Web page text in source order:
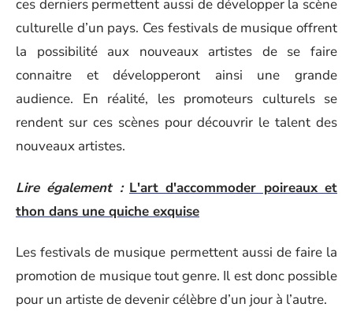
ces derniers permettent aussi de développer la scène
culturelle d’un pays. Ces festivals de musique offrent
la possibilité aux nouveaux artistes de se faire
connaitre et développeront ainsi une grande
audience. En réalité, les promoteurs culturels se
rendent sur ces scènes pour découvrir le talent des
nouveaux artistes.
Lire également : L'art d'accommoder poireaux et
thon dans une quiche exquise
Les festivals de musique permettent aussi de faire la
promotion de musique tout genre. Il est donc possible
pour un artiste de devenir célèbre d’un jour à l’autre.